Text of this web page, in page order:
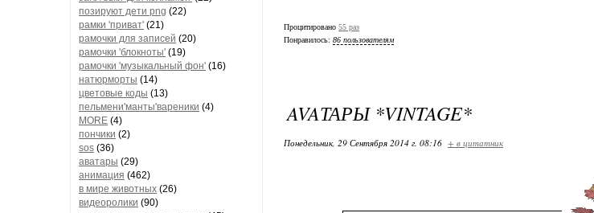
позируют дети png (22)
рамки 'приват' (21)
рамочки для записей (20)
рамочки 'блокноты' (19)
рамочки 'музыкальный фон' (16)
натюрморты (14)
цветовые коды (13)
пельмени'манты'вареники (4)
MORE (4)
пончики (2)
sos (36)
аватары (29)
анимация (462)
в мире животных (26)
видеоролики (90)
Процитировано 55 раз
Понравилось: 86 пользователям
AVAТАРЫ *VINTAGE*
Понедельник, 29 Сентября 2014 г. 08:16 + в цитатник